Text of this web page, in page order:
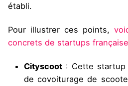
établi.
Pour illustrer ces points,
concrets de startups
Cityscoot : Cette
de covoiturage de